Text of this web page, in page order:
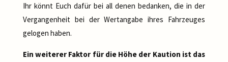
Ihr könnt Euch dafür bei all denen bedanken, die in der
Vergangenheit bei der Wertangabe ihres Fahrzeuges
gelogen haben.
Ein weiterer Faktor für die Höhe der Kaution ist das